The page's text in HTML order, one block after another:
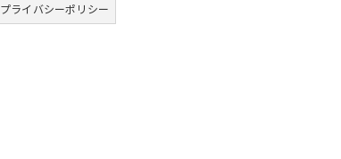
プライバシーポリシー